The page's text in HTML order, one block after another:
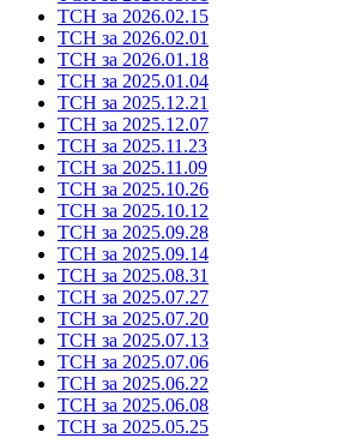
ТСН за 2026.02.15
ТСН за 2026.02.01
ТСН за 2026.01.18
ТСН за 2025.01.04
ТСН за 2025.12.21
ТСН за 2025.12.07
ТСН за 2025.11.23
ТСН за 2025.11.09
ТСН за 2025.10.26
ТСН за 2025.10.12
ТСН за 2025.09.28
ТСН за 2025.09.14
ТСН за 2025.08.31
ТСН за 2025.07.27
ТСН за 2025.07.20
ТСН за 2025.07.13
ТСН за 2025.07.06
ТСН за 2025.06.22
ТСН за 2025.06.08
ТСН за 2025.05.25